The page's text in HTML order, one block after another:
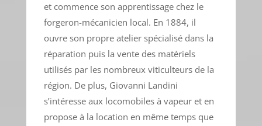
et commence son apprentissage chez le
forgeron-mécanicien local. En 1884, il
ouvre son propre atelier spécialisé dans la
réparation puis la vente des matériels
utilisés par les nombreux viticulteurs de la
région. De plus, Giovanni Landini
s’intéresse aux locomobiles à vapeur et en
propose à la location en même temps que